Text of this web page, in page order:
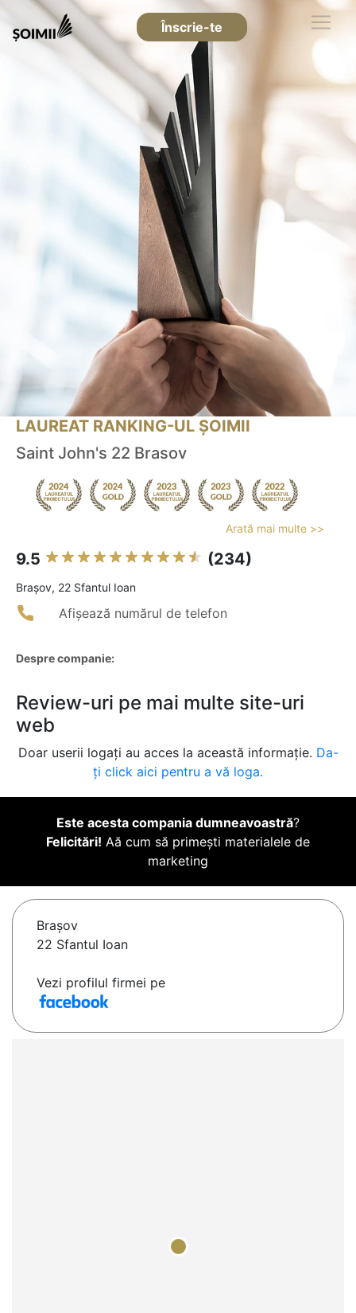
Înscrie-te
LAUREAT RANKING-UL ȘOIMII
Saint John's 22 Brasov
Arată mai multe >>
9.5 (234)
Braşov, 22 Sfantul Ioan
Afișează numărul de telefon
Despre companie:
Review-uri pe mai multe site-uri
web
Doar userii logați au acces la această informație. Da-
ți click aici pentru a vă loga.
Este acesta compania dumneavoastră?
Felicitări! Aă cum să primești materialele de
marketing
Braşov
22 Sfantul Ioan
Vezi profilul firmei pe